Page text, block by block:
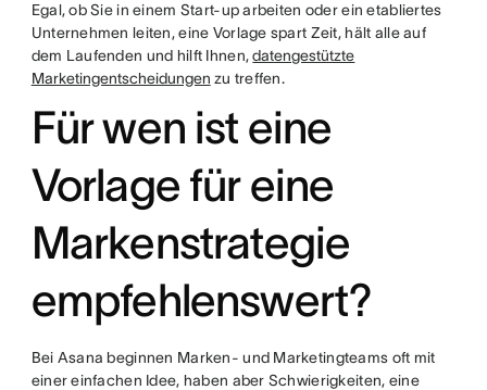
Egal, ob Sie in einem Start-up arbeiten oder ein etabliertes
Unternehmen leiten, eine Vorlage spart Zeit, hält alle auf
dem Laufenden und hilft Ihnen,datengestützte
Marketingentscheidungen zu treffen.
Für wen ist eine
Vorlage für eine
Markenstrategie
empfehlenswert?
Bei Asana beginnen Marken- und Marketingteams oft mit
einer einfachen Idee, haben aber Schwierigkeiten, eine